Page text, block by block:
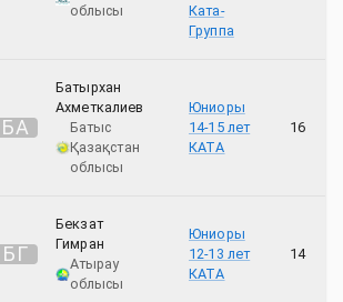
облысы
Ката-
Группа
БА
Батырхан
Ахметкалиев
Батыс
Қазақстан
облысы
Юниоры
14-15 лет
КАТА
16
БГ
Бекзат
Гимран
Атырау
облысы
Юниоры
12-13 лет
КАТА
14